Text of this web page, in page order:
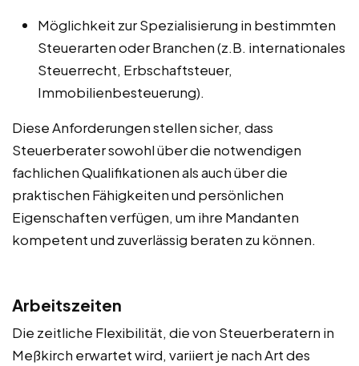
Möglichkeit zur Spezialisierung in bestimmten
Steuerarten oder Branchen (z.B. internationales
Steuerrecht, Erbschaftsteuer,
Immobilienbesteuerung).
Diese Anforderungen stellen sicher, dass
Steuerberater sowohl über die notwendigen
fachlichen Qualifikationen als auch über die
praktischen Fähigkeiten und persönlichen
Eigenschaften verfügen, um ihre Mandanten
kompetent und zuverlässig beraten zu können.
Arbeitszeiten
Die zeitliche Flexibilität, die von Steuerberatern in
Meßkirch erwartet wird, variiert je nach Art des